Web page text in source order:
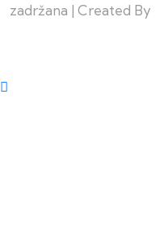
zadržana | Created By